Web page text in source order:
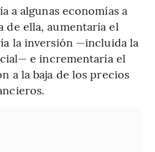
a algunas economías a
de ella, aumentaría el
la inversión —incluida la
e incrementaría el
a la baja de los precios